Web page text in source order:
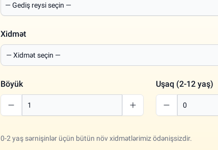
Xidmət
Böyük Uşaq (2-12 yaş)
0-2 yaş sərnişinlər üçün bütün növ xidmətlərimiz ödənişsizdir.